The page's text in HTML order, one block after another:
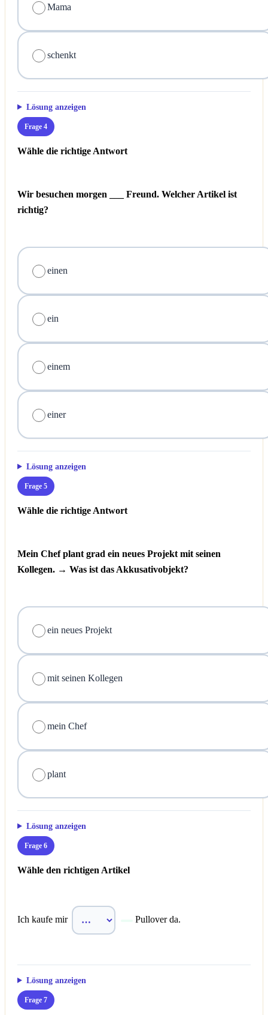
Mama
schenkt
Lösung anzeigen
Frage 4
Wähle die richtige Antwort
Wir besuchen morgen ___ Freund. Welcher Artikel ist
richtig?
einen
ein
einem
einer
Lösung anzeigen
Frage 5
Wähle die richtige Antwort
Mein Chef plant grad ein neues Projekt mit seinen
Kollegen. → Was ist das Akkusativobjekt?
ein neues Projekt
mit seinen Kollegen
mein Chef
plant
Lösung anzeigen
Frage 6
Wähle den richtigen Artikel
Ich kaufe mir Pullover da.
Lösung anzeigen
Frage 7